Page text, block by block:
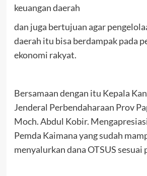
keuangan daerah
dan juga bertujuan agar
daerah itu bisa berdampak pada
ekonomi rakyat.
Bersamaan dengan itu Kepala
Jenderal Perbendaharaan Prov
Moch. Abdul Kobir.
Pemda Kaimana yang sudah
menyalurkan dana OTSUS